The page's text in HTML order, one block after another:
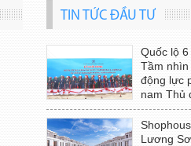
TIN TỨC ĐẦU TƯ
Quốc lộ
Tầm
động lực
nam Thủ
Lương